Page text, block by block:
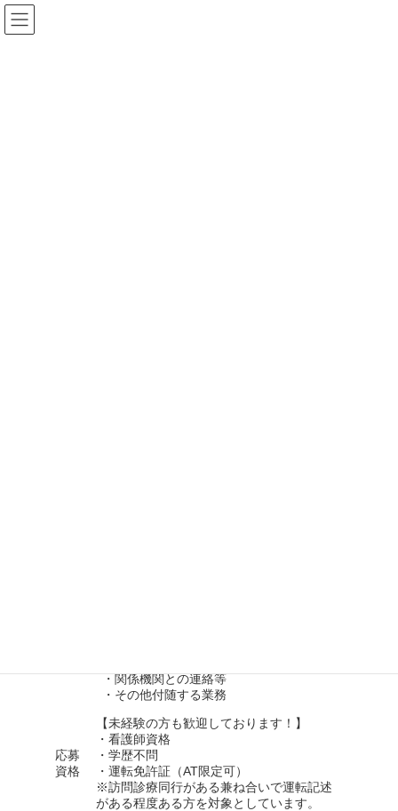
コ
ン
テ
ナ
ビ
ゲ
・関係機関との連絡等
・その他付随する業務
応募
資格
【未経験の方も歓迎しております！】
・看護師資格
・学歴不問
・運転免許証（AT限定可）
※訪問診療同行がある兼ね合いで運転記述
がある程度ある方を対象としています。